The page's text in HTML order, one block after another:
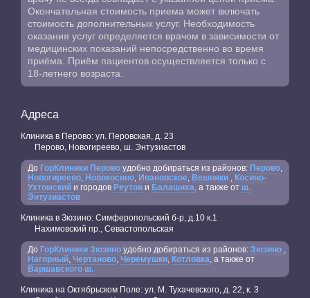
Окончательная стоимость приема может включать
стоимость дополнительных услуг. Необходимость
оказания услуг определяется врачом в зависимости от
медицинских показаний непосредственно во время
приёма. Приём пациентов осуществляется только с
18-летнего возраста.
Адреса
Клиника в Перово: ул. Перовская, д. 23
Перово, Новогиреево, ш. Энтузиастов
До ГорКлиники Перово удобно добираться из районов: Перово,
Новогиреево, Новокосино, Ивановское, Вешняки , Косино-
Ухтомский и городов Реутов и Балашиха, а также от ш.
Энтузиастов
Клиника в Зюзино: Симферопольский б-р, д.10 к.1
Нахимовский пр., Севастопольская
До ГорКлиники Зюзино удобно добираться из районов: Зюзино ,
Нагорный, Чертаново, Черемушки, Котловка, а также от
Варшавского ш.
Клиника на Октябрьском Поле: ул. М. Тухачевского, д. 22, к. 3